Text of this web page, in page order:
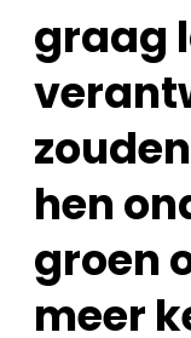
graag
hen
groen
meer